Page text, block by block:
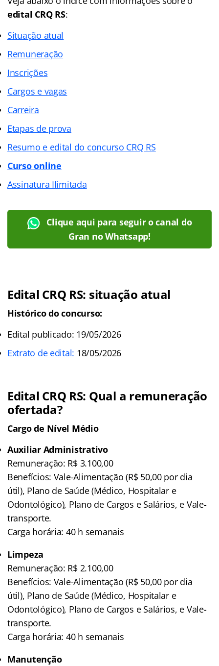
edital CRQ RS:
Situação atual
Remuneração
Inscrições
Cargos e vagas
Carreira
Etapas de prova
Resumo e edital do concurso CRQ RS
Curso online
Assinatura Ilimitada
Clique aqui para seguir o canal do
Gran no Whatsapp!
Edital CRQ RS: situação atual
Histórico do concurso:
Edital publicado: 19/05/2026
Extrato de edital: 18/05/2026
Edital CRQ RS: Qual a remuneração
ofertada?
Cargo de Nível Médio
Auxiliar Administrativo
Remuneração: R$ 3.100,00
Benefícios: Vale-Alimentação (R$ 50,00 por dia
útil), Plano de Saúde (Médico, Hospitalar e
Odontológico), Plano de Cargos e Salários, e Vale-
transporte.
Carga horária: 40 h semanais
Limpeza
Remuneração: R$ 2.100,00
Benefícios: Vale-Alimentação (R$ 50,00 por dia
útil), Plano de Saúde (Médico, Hospitalar e
Odontológico), Plano de Cargos e Salários, e Vale-
transporte.
Carga horária: 40 h semanais
Manutenção